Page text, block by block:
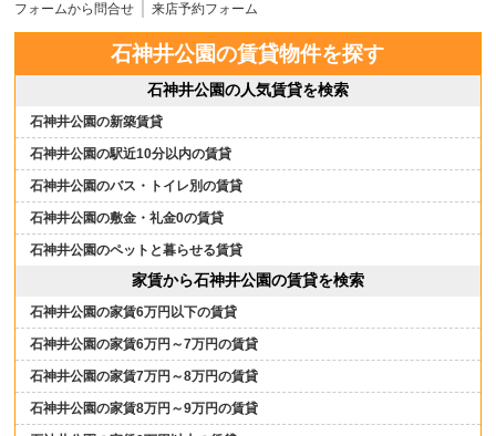
フォームから問合せ
来店予約フォーム
石神井公園の賃貸物件を探す
石神井公園の人気賃貸を検索
石神井公園の新築賃貸
石神井公園の駅近10分以内の賃貸
石神井公園のバス・トイレ別の賃貸
石神井公園の敷金・礼金0の賃貸
石神井公園のペットと暮らせる賃貸
家賃から石神井公園の賃貸を検索
石神井公園の家賃6万円以下の賃貸
石神井公園の家賃6万円～7万円の賃貸
石神井公園の家賃7万円～8万円の賃貸
石神井公園の家賃8万円～9万円の賃貸